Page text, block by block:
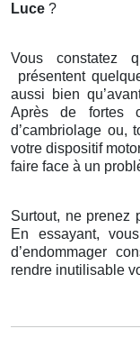
Luce ?
Vous constatez
présentent
aussi bien
Après de fortes
d’cambriolage ou,
votre dispositif
faire face à un
Surtout, ne prenez
En essayant,
d’endommager
rendre inutilisable